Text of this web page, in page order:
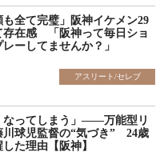
も全て完璧」阪神イケメン29
存在感 「阪神って毎日ショ
ーしてませんか？」
アスリート/セレブ
なってしまう」――万能型リ
川球児監督の“気づき” 24歳
た理由【阪神】